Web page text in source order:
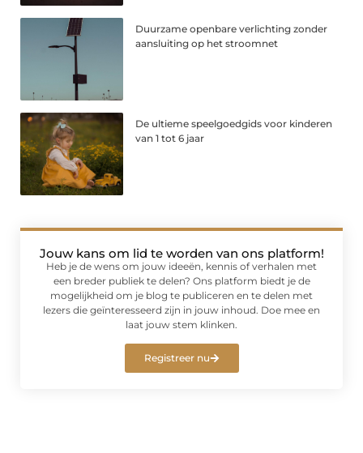
Duurzame openbare verlichting zonder
aansluiting op het stroomnet
De ultieme speelgoedgids voor kinderen
van 1 tot 6 jaar
Jouw kans om lid te worden van ons platform!
Heb je de wens om jouw ideeën, kennis of verhalen met
een breder publiek te delen? Ons platform biedt je de
mogelijkheid om je blog te publiceren en te delen met
lezers die geïnteresseerd zijn in jouw inhoud. Doe mee en
laat jouw stem klinken.
Registreer nu